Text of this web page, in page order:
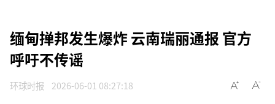
缅甸掸邦发生爆炸 云南瑞丽通报 官方
呼吁不传谣
环球时报 2026-06-01 08:27:18